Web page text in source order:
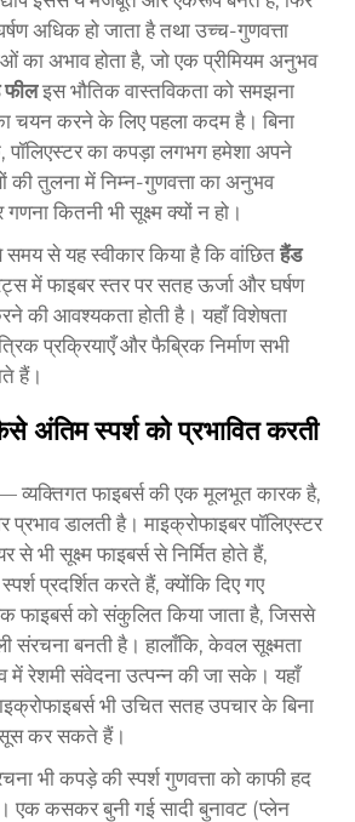
अधिक हो जाता है तथा उच्च-गुणवत्ता
का अभाव होता है, जो एक प्रीमियम अनुभव
फीलइस भौतिक वास्तविकता को समझना
चयन करने के लिए पहला कदम है। बिना
पॉलिएस्टर का कपड़ा लगभग हमेशा अपने
की तुलना में निम्न-गुणवत्ता का अनुभव
कितनी भी सूक्ष्म क्यों न हो।
समय से यह स्वीकार किया है कि वांछितहैंड
में फाइबर स्तर पर सतह ऊर्जा और घर्षण
की आवश्यकता होती है। यहाँ विशेषता
प्रक्रियाएँ और फैब्रिक निर्माण सभी
हैं।
अंतिम स्पर्श को प्रभावित करती
व्यक्तिगत फाइबर्स की एक मूलभूत कारक है,
प्रभाव डालती है। माइक्रोफाइबर पॉलिएस्टर
भी सूक्ष्म फाइबर्स से निर्मित होते हैं,
प्रदर्शित करते हैं, क्योंकि दिए गए
फाइबर्स को संकुलित किया जाता है, जिससे
संरचना बनती है। हालाँकि, केवल सूक्ष्मता
में रेशमी संवेदना उत्पन्न की जा सके। यहाँ
भी उचित सतह उपचार के बिना
कर सकते हैं।
भी कपड़े की स्पर्श गुणवत्ता को काफी हद
एक कसकर बुनी गई सादी बुनावट (प्लेन